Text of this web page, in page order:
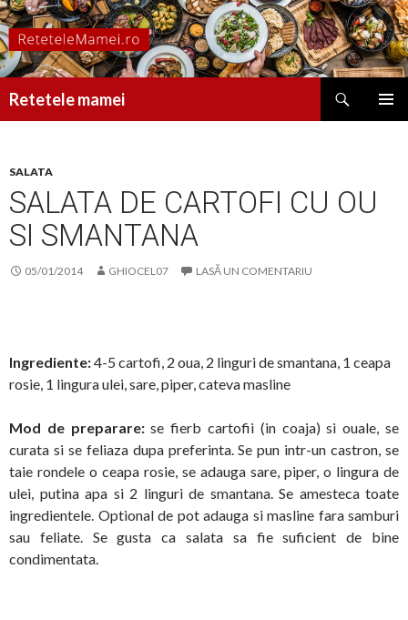
Retetele mamei
SALATA
SALATA DE CARTOFI CU OU
SI SMANTANA
05/01/2014 GHIOCEL07 LASĂ UN COMENTARIU
Ingrediente:4-5 cartofi, 2 oua, 2 linguri de smantana, 1 ceapa
rosie, 1 lingura ulei, sare, piper, cateva masline
Mod de preparare:se fierb cartofii (in coaja) si ouale, se
curata si se feliaza dupa preferinta. Se pun intr-un castron, se
taie rondele o ceapa rosie, se adauga sare, piper, o lingura de
ulei, putina apa si 2 linguri de smantana. Se amesteca toate
ingredientele. Optional de pot adauga si masline fara samburi
sau feliate. Se gusta ca salata sa fie suficient de bine
condimentata.